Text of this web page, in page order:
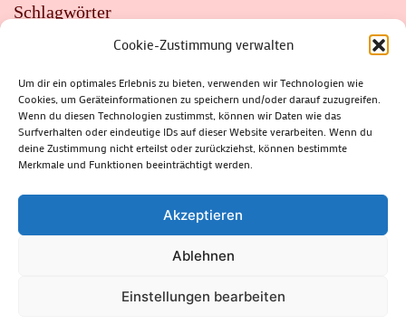
Cookie-Zustimmung verwalten
Um dir ein optimales Erlebnis zu bieten, verwenden wir Technologien wie
Cookies, um Geräteinformationen zu speichern und/oder darauf zuzugreifen.
Wenn du diesen Technologien zustimmst, können wir Daten wie das
Surfverhalten oder eindeutige IDs auf dieser Website verarbeiten. Wenn du
deine Zustimmung nicht erteilst oder zurückziehst, können bestimmte
Merkmale und Funktionen beeinträchtigt werden.
Akzeptieren
Ablehnen
Einstellungen bearbeiten
Schlagwörter
FAHRRAD
FLOHMARKT FOLK GEWINNSPIEL
HITZE
HITZEFALLE AUTO
IRISH DANCE JAZZ
KABARETT
KINDER
KIRMES KLASSIK
KLEINE SUHLER REIHE
KRIMI
KULTUR LESUNG LOTTO
MEININGEN
PARASITEN
PILZE SCHLEUSINGEN
SCHULWEG
SOMMERFERIEN
SPORT SRH
STADTFEST
STADTMARKETING
STRASSENSPERRUNG
SUHL
SUHLER FRÜHLING
SUHLER STADTMARKETING
THÜRINGER WALD
ZELLA-MEHLIS
(c) Rhön-Rennsteig-Verlag 2024. Alle Rechte vorbehalten.